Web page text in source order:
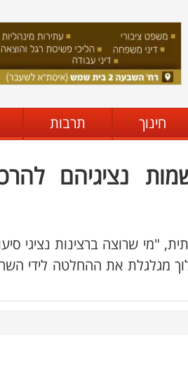
חינוך תרבות
נציגיהם
"מי שרוצה ברצינות נציגי
מגלגלת את ההחלטה לידי